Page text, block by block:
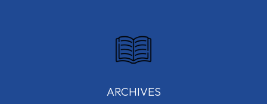
ARCHIVES